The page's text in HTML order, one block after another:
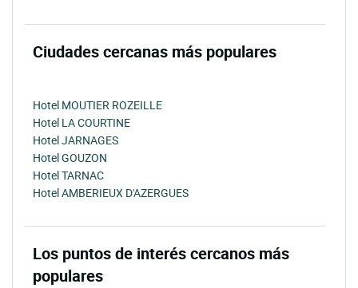
Ciudades cercanas más populares
Hotel MOUTIER ROZEILLE
Hotel LA COURTINE
Hotel JARNAGES
Hotel GOUZON
Hotel TARNAC
Hotel AMBERIEUX D'AZERGUES
Los puntos de interés cercanos más
populares